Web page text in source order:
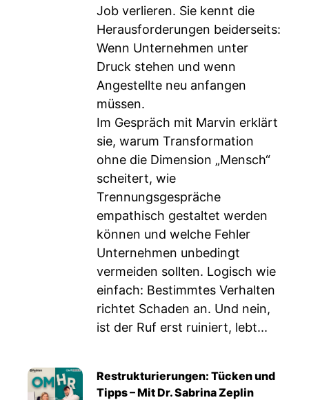
Job verlieren. Sie kennt die
Herausforderungen beiderseits:
Wenn Unternehmen unter
Druck stehen und wenn
Angestellte neu anfangen
müssen.
Im Gespräch mit Marvin erklärt
sie, warum Transformation
ohne die Dimension „Mensch“
scheitert, wie
Trennungsgespräche
empathisch gestaltet werden
können und welche Fehler
Unternehmen unbedingt
vermeiden sollten. Logisch wie
einfach: Bestimmtes Verhalten
richtet Schaden an. Und nein,
ist der Ruf erst ruiniert, lebt...
Restrukturierungen: Tücken und
Tipps – Mit Dr. Sabrina Zeplin